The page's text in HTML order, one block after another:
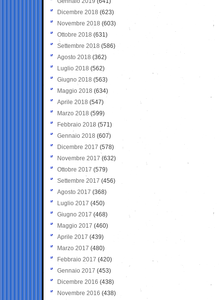
Dicembre 2018 (623)
Novembre 2018 (603)
Ottobre 2018 (631)
Settembre 2018 (586)
Agosto 2018 (362)
Luglio 2018 (562)
Giugno 2018 (563)
Maggio 2018 (634)
Aprile 2018 (547)
Marzo 2018 (599)
Febbraio 2018 (571)
Gennaio 2018 (607)
Dicembre 2017 (578)
Novembre 2017 (632)
Ottobre 2017 (579)
Settembre 2017 (456)
Agosto 2017 (368)
Luglio 2017 (450)
Giugno 2017 (468)
Maggio 2017 (460)
Aprile 2017 (439)
Marzo 2017 (480)
Febbraio 2017 (420)
Gennaio 2017 (453)
Dicembre 2016 (438)
Novembre 2016 (438)